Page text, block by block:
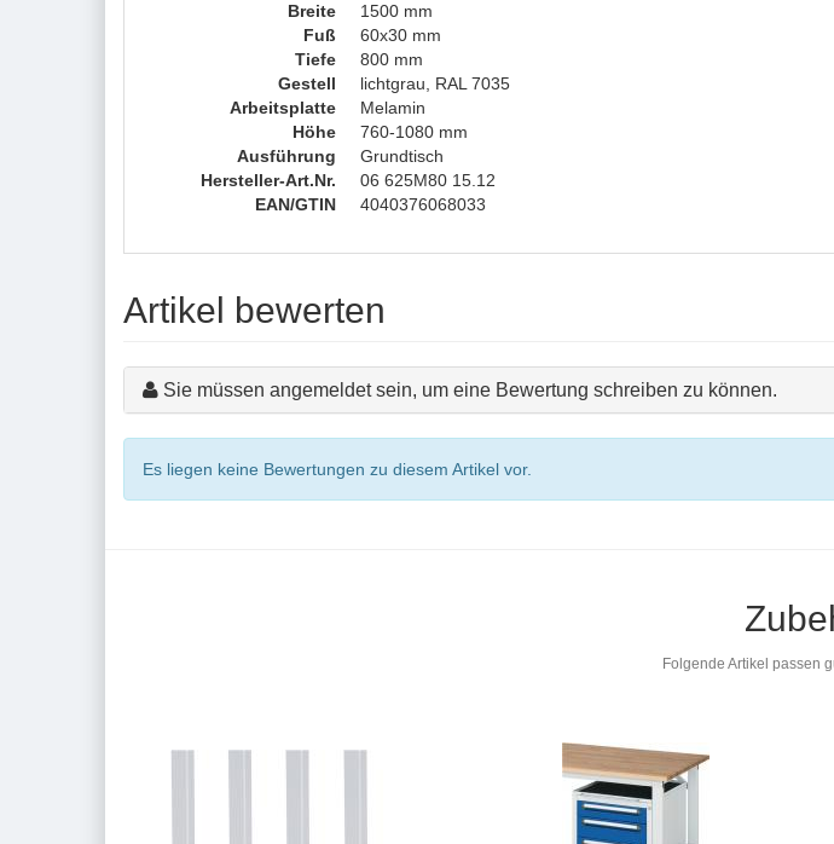
Breite
1500 mm
Fuß
60x30 mm
Tiefe
800 mm
Gestell
lichtgrau, RAL 7035
Arbeitsplatte
Melamin
Höhe
760-1080 mm
Ausführung
Grundtisch
Hersteller-Art.Nr.
06 625M80 15.12
EAN/GTIN
4040376068033
Artikel bewerten
Sie müssen angemeldet sein, um eine Bewertung schreiben zu können.
Es liegen keine Bewertungen zu diesem Artikel vor.
Folgende Artikel passen